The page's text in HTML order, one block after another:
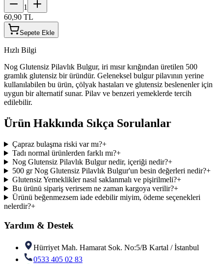
1
60,90 TL
Sepete Ekle
Hızlı Bilgi
Nog Glutensiz Pilavlık Bulgur, iri mısır kırığından üretilen 500
gramlık glutensiz bir üründür. Geleneksel bulgur pilavının yerine
kullanılabilen bu ürün, çölyak hastaları ve glutensiz beslenenler için
uygun bir alternatif sunar. Pilav ve benzeri yemeklerde tercih
edilebilir.
Ürün Hakkında Sıkça Sorulanlar
Çapraz bulaşma riski var mı?+
Tadı normal ürünlerden farklı mı?+
Nog Glutensiz Pilavlık Bulgur nedir, içeriği nedir?+
500 gr Nog Glutensiz Pilavlık Bulgur'un besin değerleri nedir?+
Glutensiz Yemeklikler nasıl saklanmalı ve pişirilmeli?+
Bu ürünü sipariş verirsem ne zaman kargoya verilir?+
Ürünü beğenmezsem iade edebilir miyim, ödeme seçenekleri
nelerdir?+
Yardım & Destek
Hürriyet Mah. Hamarat Sok. No:5/B Kartal / İstanbul
0533 405 02 83